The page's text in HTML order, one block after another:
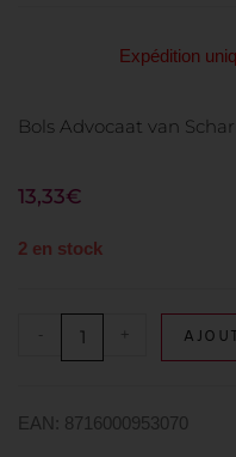
Expédition
Bols Advocaat van
13,33€
2 en stock
- +
EAN: 8716000953070